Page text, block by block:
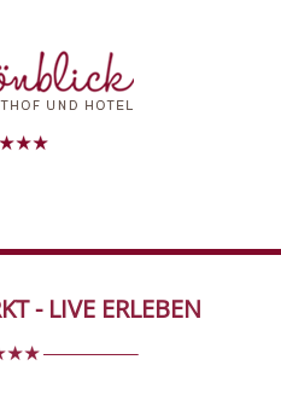
- LIVE ERLEBEN